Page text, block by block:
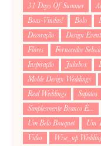
31 Days Of Summer
Boas-Vindas!
Bolo
Decoração
Design
Flores
Fornecedor
Inspiração
Jukebox
Molde Design Weddings
Real Weddings
Sapatos
Simplesmente Branco É...
Um Belo Bouquet
Um
Video
Wise_up